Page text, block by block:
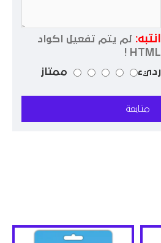
انتبه:
لم يتم تفعيل اكواد
HTML !
رديء ممتاز
متابعة